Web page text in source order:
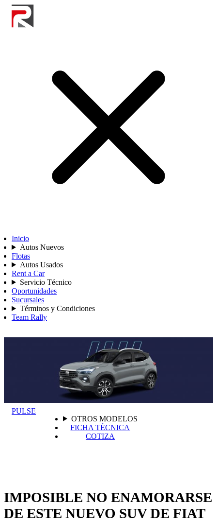
Inicio
Autos Nuevos
Flotas
Autos Usados
Rent a Car
Servicio Técnico
Oportunidades
Sucursales
Términos y Condiciones
Team Rally
PULSE
OTROS MODELOS
FICHA TÉCNICA
COTIZA
IMPOSIBLE NO ENAMORARSE
DE ESTE NUEVO SUV DE FIAT